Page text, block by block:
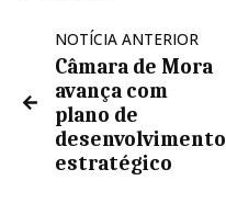
NOTÍCIA ANTERIOR
Câmara de Mora
avança com
plano de
desenvolvimento
estratégico